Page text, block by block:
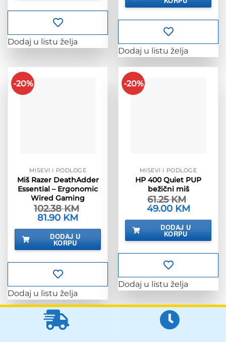
Dodaj u listu želja
34.88 KM.
Dodaj u listu želja
-20%
MIŠEVI I PODLOGE
Miš Razer DeathAdder
Essential – Ergonomic
Wired Gaming
102.38KM
Izvorna
cijena
bila
102.38 KM.
81.90 KM
je:
81.90 KM.
DODAJ U
KORPU
Dodaj u listu želja
-20%
MIŠEVI I PODLOGE
HP 400 Quiet PUP
bežični miš
61.25KM
Izvorna
cijena
bila
61.25 KM.
49.00 KM
je:
49.00 KM.
DODAJ U
KORPU
Dodaj u listu želja